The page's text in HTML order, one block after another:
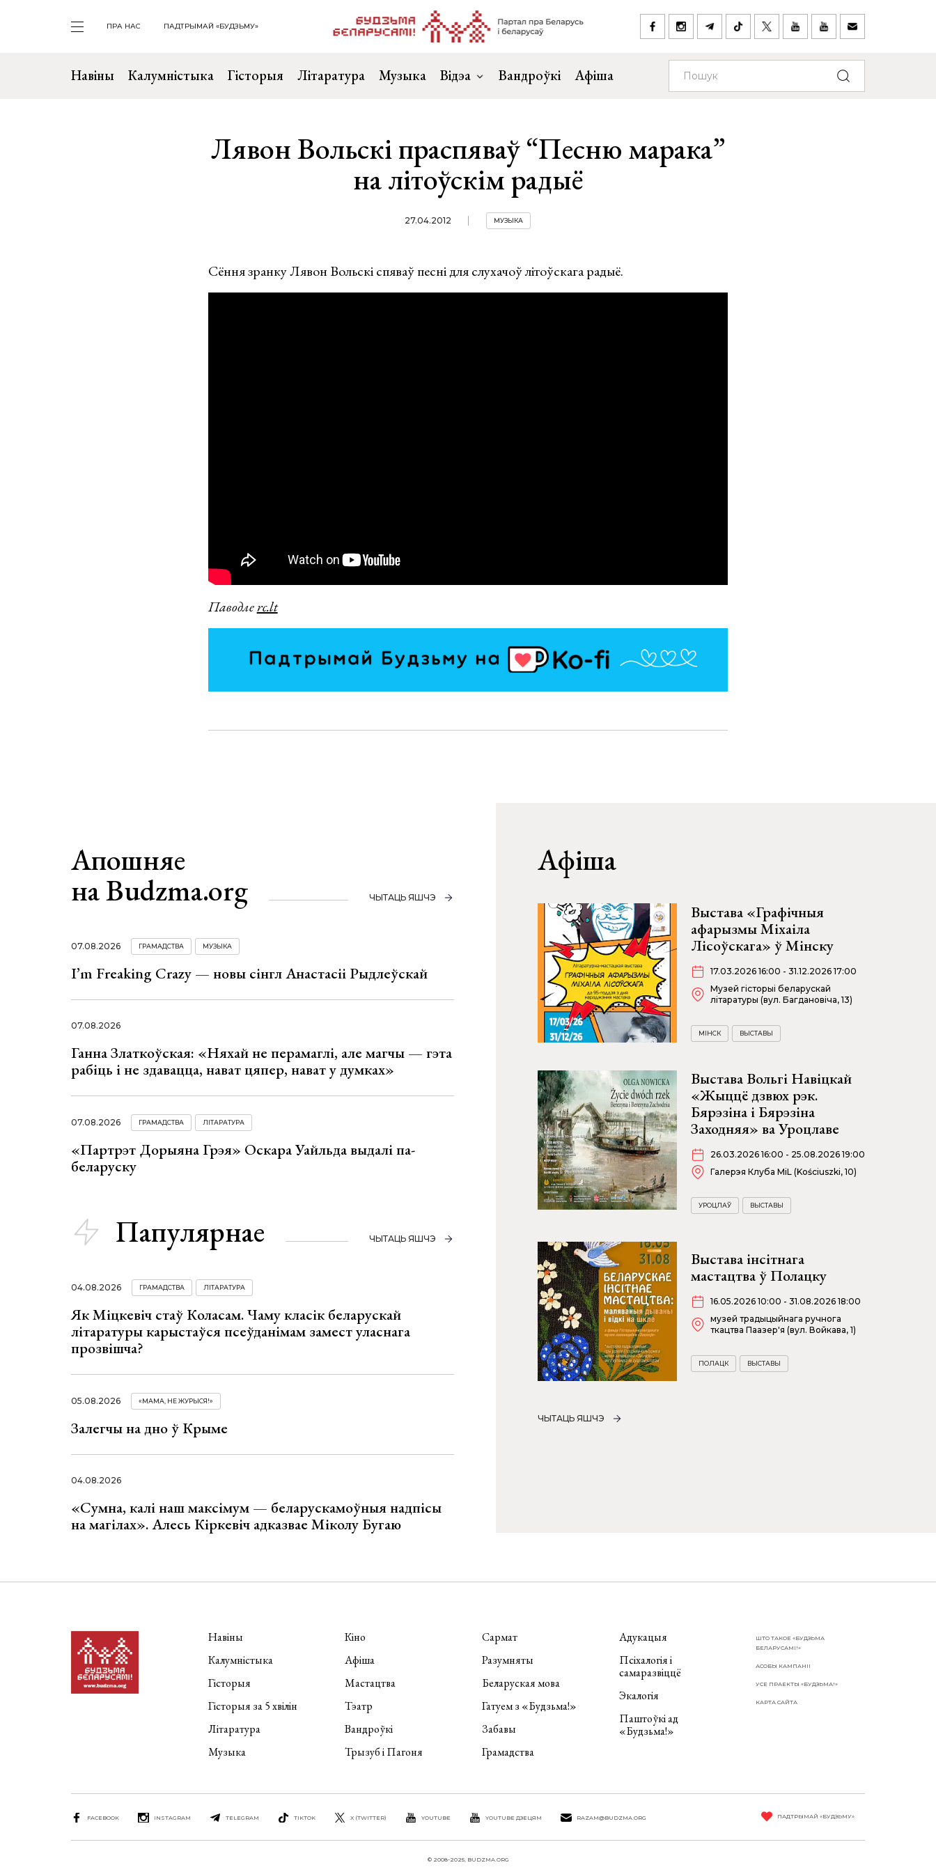
ПРА НАС ПАДТРЫМАЙ «БУДЗЬМУ»
Навіны Калумністыка Гісторыя Літаратура Музыка Відэа Вандроўкі Афіша
Лявон Вольскі праспяваў “Песню марака”
на літоўскім радыё
27.04.2012 МУЗЫКА
Сёння зранку Лявон Вольскі спяваў песні для слухачоў літоўскага радыё.
Паводлеrc.lt
Апошняе
на Budzma.org
ЧЫТАЦЬ ЯШЧЭ
07.08.2026 ГРАМАДСТВА МУЗЫКА
I’m Freaking Crazy — новы сінгл Анастасіі Рыдлеўскай
07.08.2026
Ганна Златкоўская: «Няхай не перамаглі, але магчы — гэта
рабіць і не здавацца, нават цяпер, нават у думках»
07.08.2026 ГРАМАДСТВА ЛІТАРАТУРА
«Партрэт Дорыяна Грэя» Оскара Уайльда выдалі па-
беларуску
Папулярнае ЧЫТАЦЬ ЯШЧЭ
04.08.2026 ГРАМАДСТВА ЛІТАРАТУРА
Як Міцкевіч стаў Коласам. Чаму класік беларускай
літаратуры карыстаўся псеўданімам замест уласнага
прозвішча?
05.08.2026 «МАМА, НЕ ЖУРЫСЯ!»
Залегчы на дно ў Крыме
04.08.2026
«Сумна, калі наш максімум — беларускамоўныя надпісы
на магілах». Алесь Кіркевіч адказвае Міколу Бугаю
Афіша
Выстава «Графічныя
афарызмы Міхаіла
Лісоўскага» ў Мінску
17.03.2026 16:00 - 31.12.2026 17:00
Музей гісторыі беларускай
літаратуры (вул. Багдановіча, 13)
МІНСК ВЫСТАВЫ
Выстава Вольгі Навіцкай
«Жыццё дзвюх рэк.
Бярэзіна і Бярэзіна
Заходняя» ва Уроцлаве
26.03.2026 16:00 - 25.08.2026 19:00
Галерэя Клуба MiL (Kościuszki, 10)
УРОЦЛАЎ ВЫСТАВЫ
Выстава інсітнага
мастацтва ў Полацку
16.05.2026 10:00 - 31.08.2026 18:00
музей традыцыйнага ручнога
ткацтва Паазер'я (вул. Войкава, 1)
ПОЛАЦК ВЫСТАВЫ
ЧЫТАЦЬ ЯШЧЭ
Навіны
Калумністыка
Гісторыя
Гісторыя за 5 хвілін
Літаратура
Музыка
Кіно
Афіша
Мастацтва
Тэатр
Вандроўкі
Трызуб і Пагоня
Сармат
Разумняты
Беларуская мова
Гатуем з «Будзьма!»
Забавы
Грамадства
Адукацыя
Псіхалогія і
самаразвіццё
Экалогія
Паштоўкі ад
«Будзьма!»
ШТО ТАКОЕ «БУДЗЬМА
БЕЛАРУСАМІ!»
АСОБЫ КАМПАНІІ
УСЕ ПРАЕКТЫ «БУДЗЬМА!»
КАРТА САЙТА
FACEBOOK INSTAGRAM TELEGRAM TIKTOK X (TWITTER) YOUTUBE YOUTUBE ДЗЕЦЯМ RAZAM@BUDZMA.ORG ПАДТРЫМАЙ «БУДЗЬМУ»
© 2008-2025, BUDZMA.ORG